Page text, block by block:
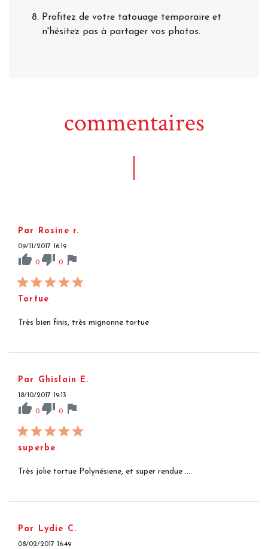
Profitez de votre tatouage temporaire et
n'hésitez pas à partager vos photos.
commentaires
Par Rosine r.
09/11/2017 16:19
thumb_up 0 thumb_down 0 flag
Tortue
Très bien finis, très mignonne tortue
Par Ghislain E.
18/10/2017 19:13
thumb_up 0 thumb_down 0 flag
superbe
Très jolie tortue Polynésiene, et super rendue ....
Par Lydie C.
08/02/2017 16:49